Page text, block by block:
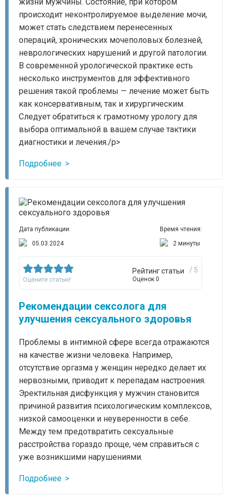
происходит неконтролируемое выделение мочи,
может стать следствием перенесенных
операций, хронических мочеполовых болезней,
неврологических нарушений и другой патологии.
В современной урологической практике есть
несколько инструментов для эффективного
решения такой проблемы — лечение может быть
как консервативным, так и хирургическим.
Следует обратиться к грамотному урологу для
выбора оптимальной в вашем случае тактики
диагностики и лечения./p>
Подробнее
Дата публикации:
05.03.2024
Время чтения:
2 минуты
Оцените статью!
Рейтинг статьи / 5
Оценок 0
Рекомендации сексолога для
улучшения сексуального здоровья
Проблемы в интимной сфере всегда отражаются
на качестве жизни человека. Например,
отсутствие оргазма у женщин нередко делает их
нервозными, приводит к перепадам настроения.
Эректильная дисфункция у мужчин становится
причиной развития психологическим комплексов,
низкой самооценки и неуверенности в себе.
Между тем предотвратить сексуальные
расстройства гораздо проще, чем справиться с
уже возникшими нарушениями.
Подробнее